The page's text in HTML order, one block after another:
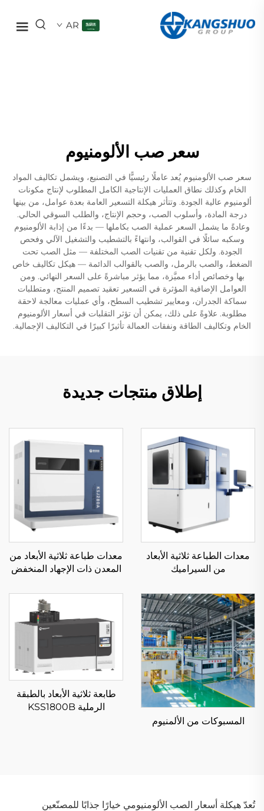
AR
سعر صب الألومنيوم
سعر صب الألومنيوم يُعد عاملًا رئيسيًّا في التصنيع، ويشمل تكاليف المواد
الخام وكذلك نطاق العمليات الإنتاجية الكامل المطلوب لإنتاج مكونات
ألومنيوم عالية الجودة. وتتأثر هيكلة التسعير العامة بعدة عوامل، من بينها
درجة المادة، وأسلوب الصب، وحجم الإنتاج، والطلب السوقي الحالي.
وعادةً ما يشمل السعر عملية الصب بكاملها — بدءًا من إذابة الألومنيوم
وسكبه سائلًا في القوالب، وانتهاءً بالتشطيب والتشغيل الآلي وفحص
الجودة. ولكل تقنية من تقنيات الصب المختلفة — مثل الصب تحت
الضغط، والصب بالرمل، والصب بالقوالب الدائمة — هيكل تكاليف خاص
بها وخصائص أداء مميَّزة، مما يؤثر مباشرةً على السعر النهائي. ومن
العوامل الإضافية المؤثرة في التسعير تعقيد تصميم المنتج، ومتطلبات
سماكة الجدران، ومعايير تشطيب السطح، وأي عمليات معالجة لاحقة
مطلوبة. علاوةً على ذلك، يمكن أن تؤثر التقلبات في أسعار الألومنيوم
الخام وتكاليف الطاقة ونفقات العمالة تأثيرًا كبيرًا في التكاليف الإجمالية.
إطلاق منتجات جديدة
معدات الطباعة ثلاثية الأبعاد
من السيراميك
معدات طباعة ثلاثية الأبعاد من
المعدن ذات الإجهاد المنخفض
المسبوكات من الألمنيوم
طابعة ثلاثية الأبعاد بالطبقة
الرملية KSS1800B
تُعدّ هيكلة أسعار الصب الألومنيومي خيارًا جذابًا للمصنّعين